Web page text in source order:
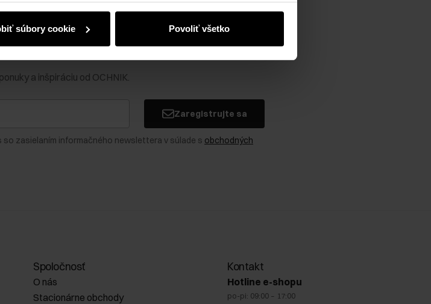
súbory cookie Povoliť všetko
a inšpiráciu od OCHNIK.
Zaregistrujte sa
zasielaním informačného newslettera v súlade s obchodných
Spoločnosť
O nás
Stacionárne obchody
Kontakt
Hotline e-shopu
po-pi: 09:00 – 17:00